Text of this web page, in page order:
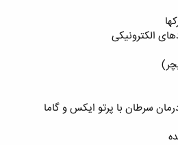
الکترونیکی
سرطان با پرتو ايكس و گاما